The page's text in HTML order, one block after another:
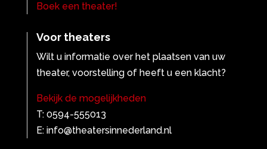
Boek een theater!
Voor theaters
Wilt u informatie over het plaatsen van uw
theater, voorstelling of heeft u een klacht?
Bekijk de mogelijkheden
T: 0594-555013
E: info@theatersinnederland.nl